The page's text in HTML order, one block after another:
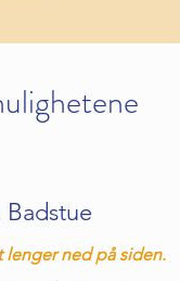
ned på siden.